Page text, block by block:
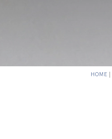
HOME |